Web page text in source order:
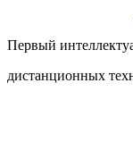
Первый
дистанционных